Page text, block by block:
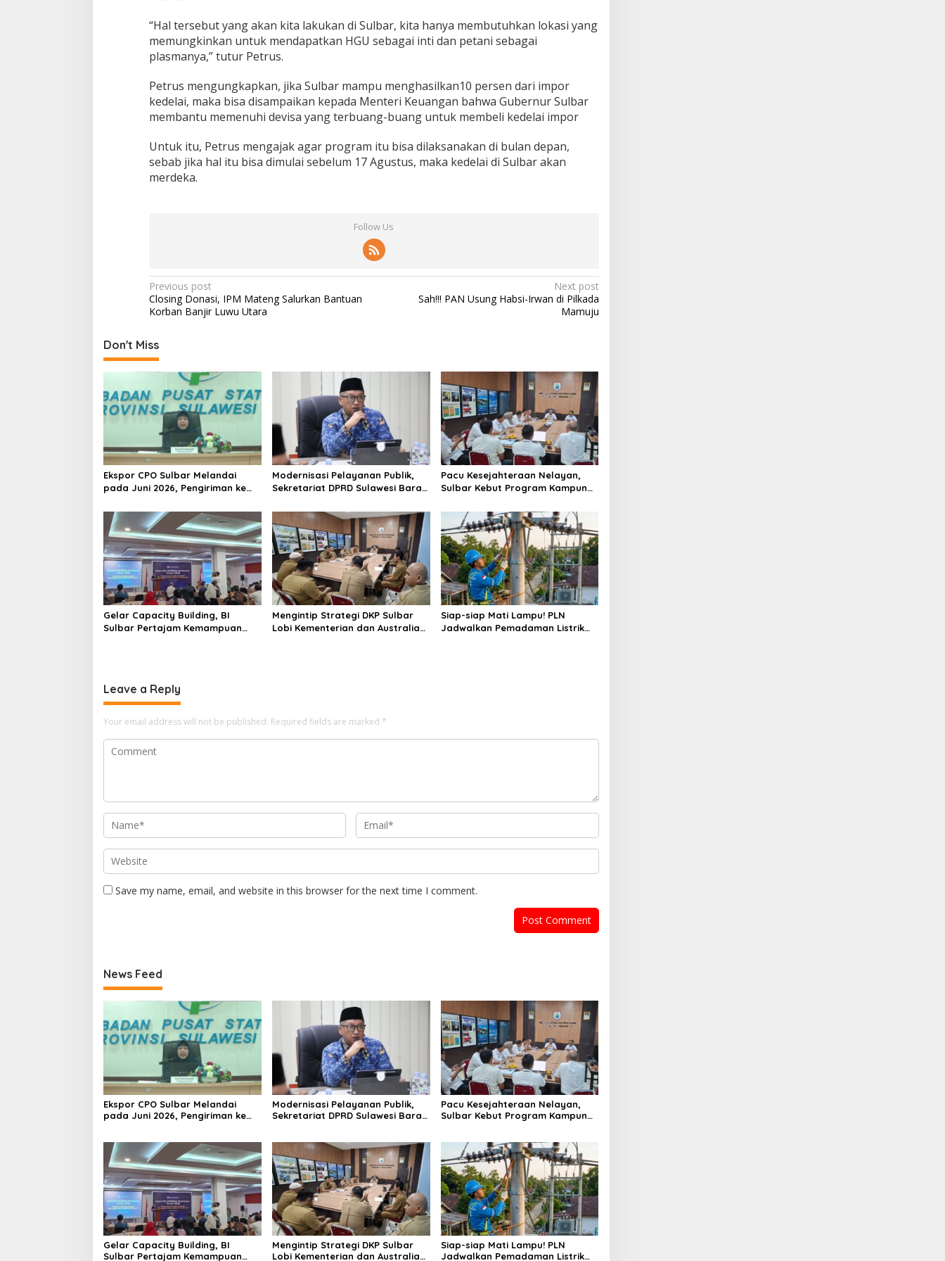
“Hal tersebut yang akan kita lakukan di Sulbar, kita hanya membutuhkan lokasi yang
memungkinkan untuk mendapatkan HGU sebagai inti dan petani sebagai
plasmanya,” tutur Petrus.
Petrus mengungkapkan, jika Sulbar mampu menghasilkan10 persen dari impor
kedelai, maka bisa disampaikan kepada Menteri Keuangan bahwa Gubernur Sulbar
membantu memenuhi devisa yang terbuang-buang untuk membeli kedelai impor
Untuk itu, Petrus mengajak agar program itu bisa dilaksanakan di bulan depan,
sebab jika hal itu bisa dimulai sebelum 17 Agustus, maka kedelai di Sulbar akan
merdeka.
Follow Us
P
o
t
n
a
v
g
a
t
i
o
n
Previous post
Closing Donasi, IPM Mateng Salurkan Bantuan
Korban Banjir Luwu Utara
Next post
Sah!!! PAN Usung Habsi-Irwan di Pilkada
Mamuju
Don't Miss
Ekspor CPO Sulbar Melandai
pada Juni 2026, Pengiriman ke
Persen
Modernisasi Pelayanan Publik,
Sekretariat DPRD Sulawesi Barat
Pacu Kesejahteraan Nelayan,
Sulbar Kebut Program Kampung
Bantuan Kapal
Gelar Capacity Building, BI
Sulbar Pertajam Kemampuan
Mengintip Strategi DKP Sulbar
Lobi Kementerian dan Australia
Siap-siap Mati Lampu! PLN
Jadwalkan Pemadaman Listrik
Leave a Reply
Your email address will not be published. Required fields are marked *
Save my name, email, and website in this browser for the next time I comment.
News Feed
Ekspor CPO Sulbar Melandai
pada Juni 2026, Pengiriman ke
Modernisasi Pelayanan Publik,
Sekretariat DPRD Sulawesi Barat
Pacu Kesejahteraan Nelayan,
Sulbar Kebut Program Kampung
Gelar Capacity Building, BI
Sulbar Pertajam Kemampuan
Mengintip Strategi DKP Sulbar
Lobi Kementerian dan Australia
Siap-siap Mati Lampu! PLN
Jadwalkan Pemadaman Listrik